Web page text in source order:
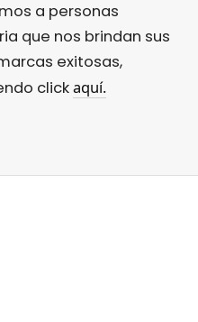
a personas
que nos brindan sus
exitosas,
clickaquí.